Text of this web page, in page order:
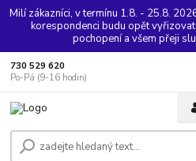
Milí zákazníci, v termínu 1.8. - 25.8.
korespondenci budu opět
pochopení a všem přeji
730 529 620
Po-Pá (9-16 hodin)